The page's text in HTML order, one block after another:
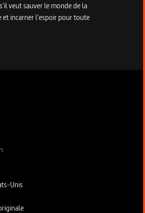
veut sauver le monde de la
incarner l'espoir pour toute
gauche
Unis